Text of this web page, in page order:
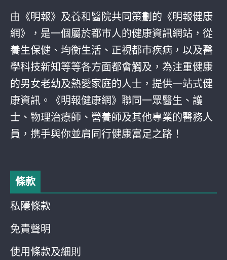
由《明報》及養和醫院共同策劃的《明報健康
網》，是一個屬於都巿人的健康資訊網站，從
養生保健、均衡生活、正視都巿疾病，以及醫
學科技新知等等各方面都會觸及，為注重健康
的男女老幼及熱愛家庭的人士，提供一站式健
康資訊。《明報健康網》聯同一眾醫生、護
士、物理治療師、營養師及其他專業的醫務人
員，携手與你並肩同行健康富足之路！
條款
私隱條款
免責聲明
使用條款及細則